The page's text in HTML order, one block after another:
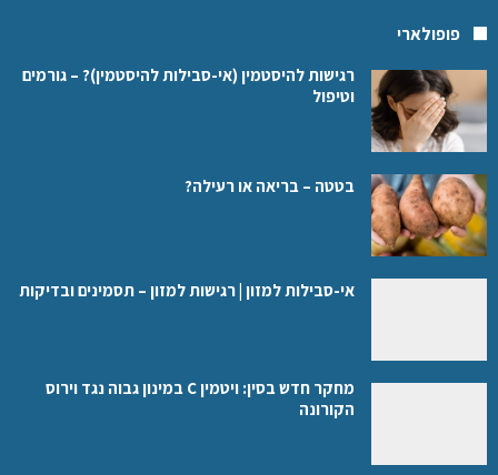
פופולארי
רגישות להיסטמין (אי-סבילות להיסטמין)? – גורמים
וטיפול
בטטה – בריאה או רעילה?
אי-סבילות למזון | רגישות למזון – תסמינים ובדיקות
מחקר חדש בסין: ויטמין C במינון גבוה נגד וירוס
הקורונה